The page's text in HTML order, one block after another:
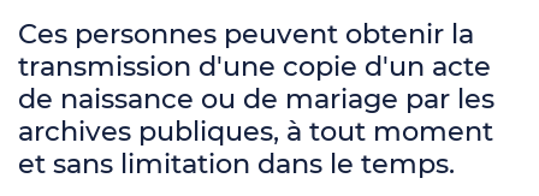
Ces personnes peuvent obtenir la
transmission d'une copie d'un acte
de naissance ou de mariage par les
archives publiques, à tout moment
et sans limitation dans le temps.